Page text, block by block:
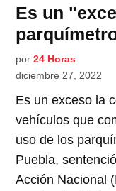
Es un
por 24 Horas
diciembre 27, 2022
Es un exceso la
vehículos que
uso de los
Puebla,
Acción Nacional